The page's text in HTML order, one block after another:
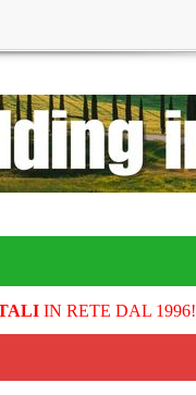
IN RETE DAL 1996!